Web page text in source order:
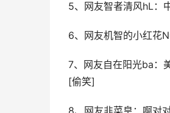
5、网友智者清风hL：
6、网友机智的小红花
7、网友自在阳光ba：
[偷笑]